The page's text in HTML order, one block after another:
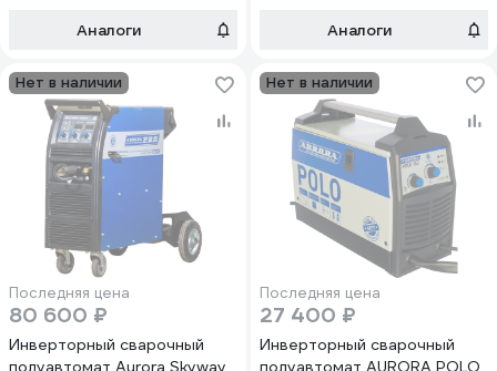
Аналоги Аналоги
Нет в наличии
Последняя цена
80 600 ₽
Инверторный сварочный
полуавтомат Aurora Skyway
Нет в наличии
Последняя цена
27 400 ₽
Инверторный сварочный
полуавтомат AURORA POLO